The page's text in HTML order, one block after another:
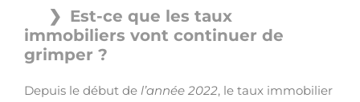
Est-ce que les taux
immobiliers vont continuer de
grimper ?
Depuis le début de l’année 2022, le taux immobilier